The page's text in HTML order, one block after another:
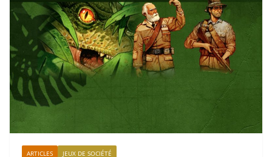
ARTICLES JEUX DE SOCIÉTÉ